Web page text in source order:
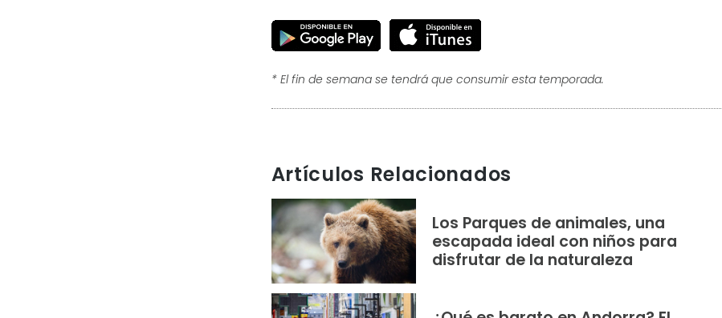
* El fin de semana se tendrá que consumir esta temporada.
Artículos Relacionados
Los Parques de animales, una
escapada ideal con niños para
disfrutar de la naturaleza